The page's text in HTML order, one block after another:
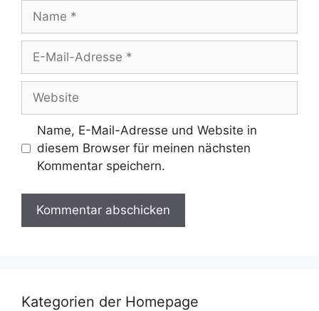
Name
Adresse
Website
Name, E-Mail-Adresse und Website in
diesem Browser für meinen nächsten
Kommentar speichern.
Kategorien der Homepage